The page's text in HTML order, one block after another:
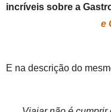
incríveis sobre a
e
E na descrição do